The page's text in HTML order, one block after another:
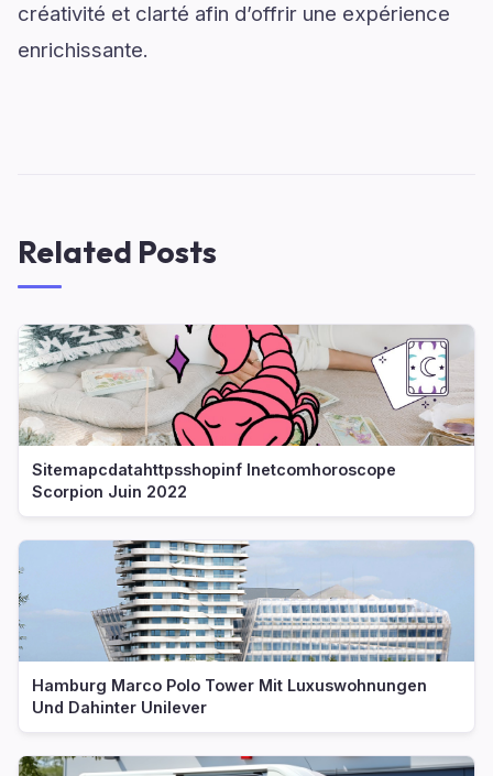
créativité et clarté afin d’offrir une expérience
enrichissante.
Related Posts
Sitemapcdatahttpsshopinf Inetcomhoroscope
Scorpion Juin 2022
Hamburg Marco Polo Tower Mit Luxuswohnungen
Und Dahinter Unilever